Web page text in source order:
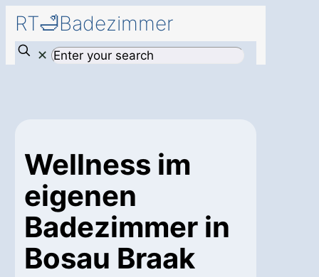
RT🛁Badezimmer
✕
Wellness im
eigenen
Badezimmer in
Bosau Braak